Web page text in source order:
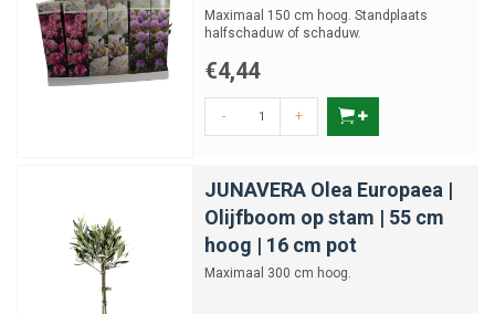
Maximaal 150 cm hoog. Standplaats
halfschaduw of schaduw.
€4,44
- +
JUNAVERA Olea Europaea |
Olijfboom op stam | 55 cm
hoog | 16 cm pot
Maximaal 300 cm hoog.